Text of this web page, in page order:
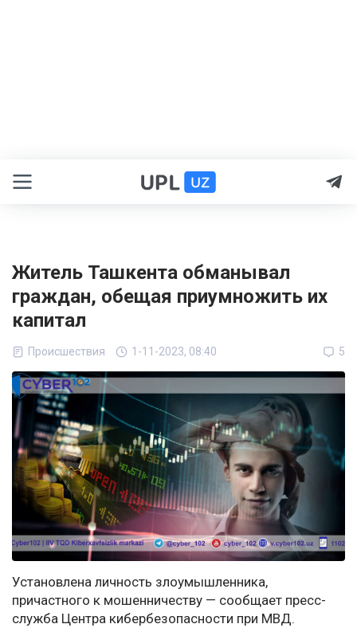
Житель Ташкента обманывал
граждан, обещая приумножить их
капитал
Происшествия 1-11-2023, 08:40 5
Установлена личность злоумышленника,
причастного к мошенничеству — сообщает пресс-
служба Центра кибербезопасности при МВД.